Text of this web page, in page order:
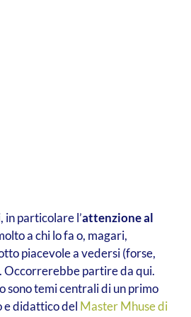
particolare l’attenzione al
a chi lo fa o, magari,
piacevole a vedersi (forse,
Occorrerebbe partire da qui.
sono temi centrali di un primo
e didattico del Master Mhuse di